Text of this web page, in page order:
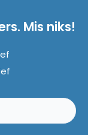
Mis niks!